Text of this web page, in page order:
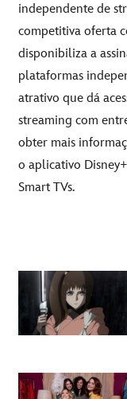
independente de
competitiva oferta
disponibiliza a
plataformas
atrativo que dá
streaming com
obter mais
o aplicativo
Smart TVs.